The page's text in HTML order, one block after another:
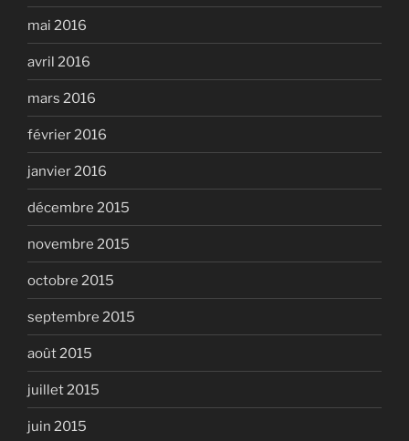
mai 2016
avril 2016
mars 2016
février 2016
janvier 2016
décembre 2015
novembre 2015
octobre 2015
septembre 2015
août 2015
juillet 2015
juin 2015